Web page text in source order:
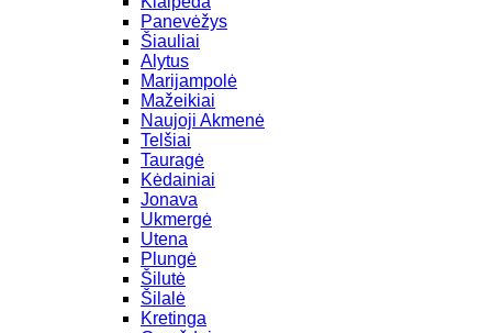
Panevėžys
Šiauliai
Alytus
Marijampolė
Mažeikiai
Naujoji Akmenė
Telšiai
Tauragė
Kėdainiai
Jonava
Ukmergė
Utena
Plungė
Šilutė
Šilalė
Kretinga